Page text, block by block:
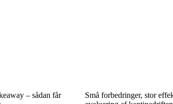
– sådan får
Små forbedringer, stor